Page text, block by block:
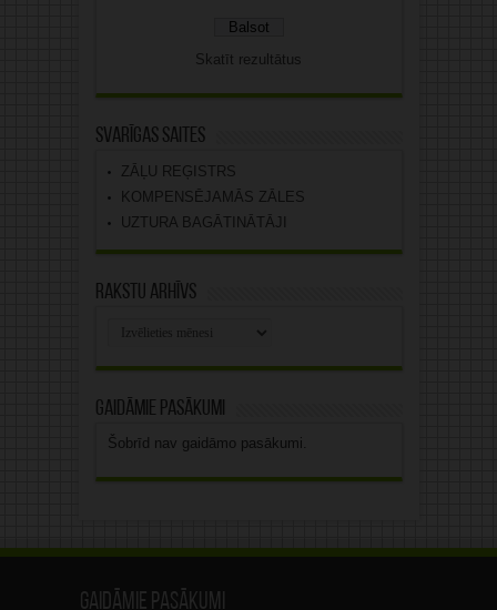
Skatīt rezultātus
Svarīgas saites
ZĀĻU REĢISTRS
KOMPENSĒJAMĀS ZĀLES
UZTURA BAGĀTINĀTĀJI
Rakstu arhīvs
Gaidāmie pasākumi
Šobrīd nav gaidāmo pasākumi.
Gaidāmie pasākumi